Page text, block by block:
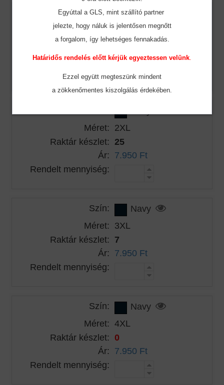
Szín:
Navy
Méret:
XL
Raktár készlet: 24
Ár: 7.950 Ft
Rendelt mennyiség:
Méret: 2XL
Raktár készlet: 25
Ár: 7.950 Ft
Rendelt mennyiség:
Szín:
Navy
Méret: 3XL
Raktár készlet: 7
Ár: 7.950 Ft
Rendelt mennyiség:
Szín:
Navy
Méret: 4XL
Raktár készlet: 0
Ár: 7.950 Ft
Rendelt mennyiség:
Egyúttal a GLS, mint szállító partner
jelezte, hogy náluk is jelentősen megnőtt
a forgalom, így lehetséges fennakadás.
Határidős rendelés előtt kérjük egyeztessen velünk.
Ezzel együtt megteszünk mindent
a zökkenőmentes kiszolgálás érdekében.